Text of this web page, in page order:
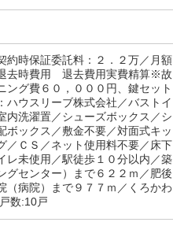
時保証委託料：２．２万／月額
去時費用 退去費用実費精算※故
グ費６０，０００円、鍵セット
ウスリーブ株式会社／バストイ
内洗濯置／シューズボックス／シ
ボックス／敷金不要／対面式キッ
／ＣＳ／ネット使用料不要／床下
レ未使用／駅徒歩１０分以内／築
グセンター）まで６２２ｍ／肥後
（病院）まで９７７ｍ／くろかわ
数:10戸